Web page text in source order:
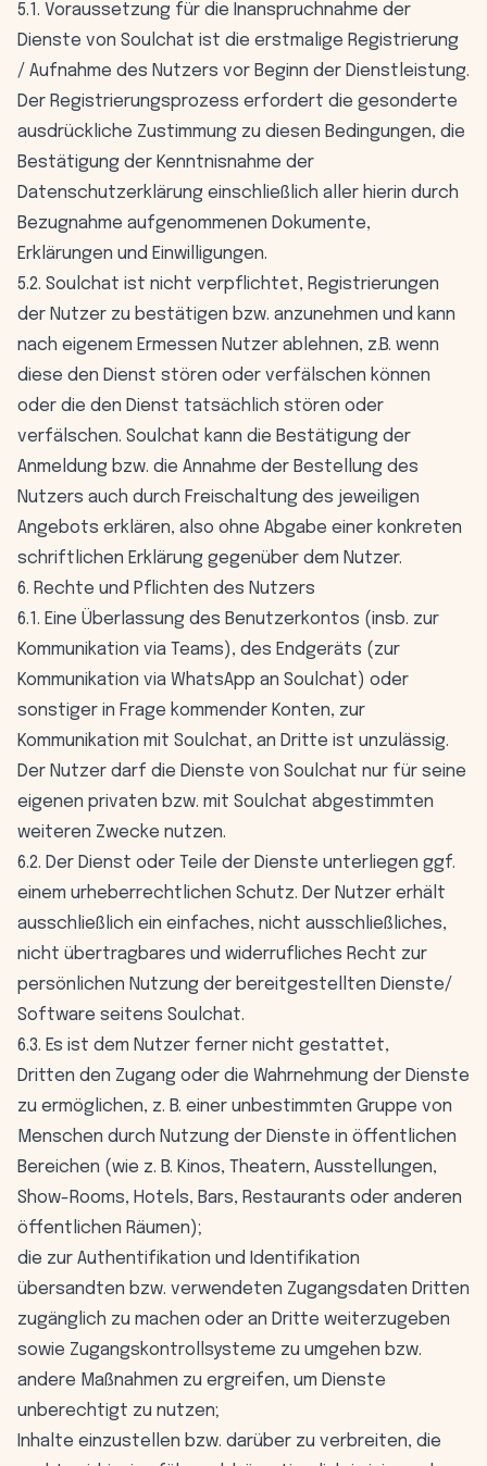
5.1. Voraussetzung für die Inanspruchnahme der
Dienste von Soulchat ist die erstmalige Registrierung
/ Aufnahme des Nutzers vor Beginn der Dienstleistung.
Der Registrierungsprozess erfordert die gesonderte
ausdrückliche Zustimmung zu diesen Bedingungen, die
Bestätigung der Kenntnisnahme der
Datenschutzerklärung einschließlich aller hierin durch
Bezugnahme aufgenommenen Dokumente,
Erklärungen und Einwilligungen.
5.2. Soulchat ist nicht verpflichtet, Registrierungen
der Nutzer zu bestätigen bzw. anzunehmen und kann
nach eigenem Ermessen Nutzer ablehnen, z.B. wenn
diese den Dienst stören oder verfälschen können
oder die den Dienst tatsächlich stören oder
verfälschen. Soulchat kann die Bestätigung der
Anmeldung bzw. die Annahme der Bestellung des
Nutzers auch durch Freischaltung des jeweiligen
Angebots erklären, also ohne Abgabe einer konkreten
schriftlichen Erklärung gegenüber dem Nutzer.
6. Rechte und Pflichten des Nutzers
6.1. Eine Überlassung des Benutzerkontos (insb. zur
Kommunikation via Teams), des Endgeräts (zur
Kommunikation via WhatsApp an Soulchat) oder
sonstiger in Frage kommender Konten, zur
Kommunikation mit Soulchat, an Dritte ist unzulässig.
Der Nutzer darf die Dienste von Soulchat nur für seine
eigenen privaten bzw. mit Soulchat abgestimmten
weiteren Zwecke nutzen.
6.2. Der Dienst oder Teile der Dienste unterliegen ggf.
einem urheberrechtlichen Schutz. Der Nutzer erhält
ausschließlich ein einfaches, nicht ausschließliches,
nicht übertragbares und widerrufliches Recht zur
persönlichen Nutzung der bereitgestellten Dienste/
Software seitens Soulchat.
6.3. Es ist dem Nutzer ferner nicht gestattet,
Dritten den Zugang oder die Wahrnehmung der Dienste
zu ermöglichen, z. B. einer unbestimmten Gruppe von
Menschen durch Nutzung der Dienste in öffentlichen
Bereichen (wie z. B. Kinos, Theatern, Ausstellungen,
Show-Rooms, Hotels, Bars, Restaurants oder anderen
öffentlichen Räumen);
die zur Authentifikation und Identifikation
übersandten bzw. verwendeten Zugangsdaten Dritten
zugänglich zu machen oder an Dritte weiterzugeben
sowie Zugangskontrollsysteme zu umgehen bzw.
andere Maßnahmen zu ergreifen, um Dienste
unberechtigt zu nutzen;
Inhalte einzustellen bzw. darüber zu verbreiten, die